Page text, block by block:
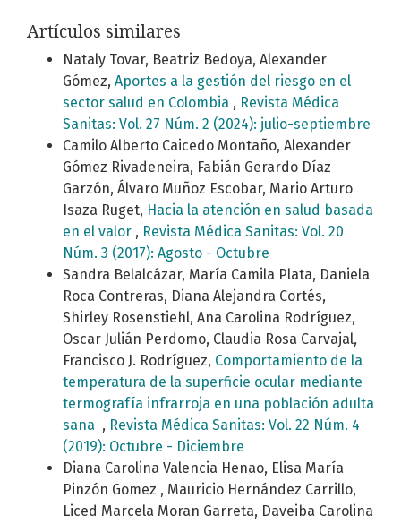
Artículos similares
Nataly Tovar, Beatriz Bedoya, Alexander
Gómez, Aportes a la gestión del riesgo en el
sector salud en Colombia , Revista Médica
Sanitas: Vol. 27 Núm. 2 (2024): julio-septiembre
Camilo Alberto Caicedo Montaño, Alexander
Gómez Rivadeneira, Fabián Gerardo Díaz
Garzón, Álvaro Muñoz Escobar, Mario Arturo
Isaza Ruget, Hacia la atención en salud basada
en el valor , Revista Médica Sanitas: Vol. 20
Núm. 3 (2017): Agosto - Octubre
Sandra Belalcázar, María Camila Plata, Daniela
Roca Contreras, Diana Alejandra Cortés,
Shirley Rosenstiehl, Ana Carolina Rodríguez,
Oscar Julián Perdomo, Claudia Rosa Carvajal,
Francisco J. Rodríguez, Comportamiento de la
temperatura de la superficie ocular mediante
termografía infrarroja en una población adulta
sana , Revista Médica Sanitas: Vol. 22 Núm. 4
(2019): Octubre - Diciembre
Diana Carolina Valencia Henao, Elisa María
Pinzón Gomez , Mauricio Hernández Carrillo,
Liced Marcela Moran Garreta, Daveiba Carolina